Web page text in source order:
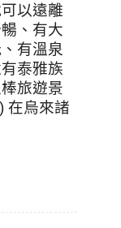
以遠離
、有大
有溫泉
泰雅族
旅遊景
在烏來諸